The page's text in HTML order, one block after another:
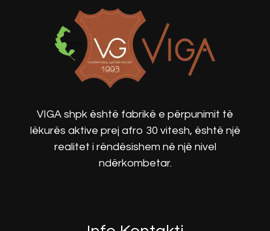
VIGA shpk është fabrikë e përpunimit të
lëkurës aktive prej afro 30 vitesh, është një
realitet i rëndësishem në një nivel
ndërkombetar.